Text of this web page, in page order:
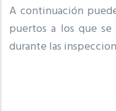
A continuación
puertos a los que
durante las